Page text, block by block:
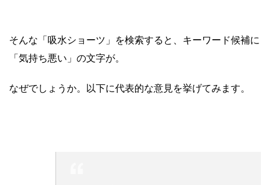
そんな「吸水ショーツ」を検索すると、キーワード候補に
「気持ち悪い」の文字が。
なぜでしょうか。以下に代表的な意見を挙げてみます。